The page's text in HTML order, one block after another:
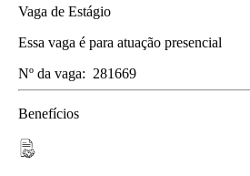
Vaga de Estágio
Essa vaga é para atuação presencial
Nº da vaga: 281669
Benefícios